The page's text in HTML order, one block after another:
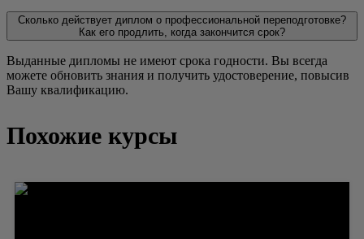
Сколько действует диплом о профессиональной переподготовке?
Как его продлить, когда закончится срок?
Выданные дипломы не имеют срока годности. Вы всегда
можете обновить знания и получить удостоверение, повысив
Вашу квалификацию.
Похожие курсы